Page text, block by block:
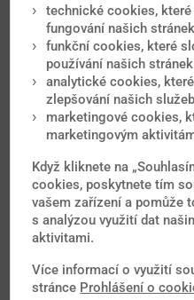
Spočítat
tropických
technické cookies,
fungování našich stránek
funkční cookies, které
používání našich stránek
analytické cookies,
zlepšování našich služeb
marketingové cookies,
marketingovým
Když kliknete na
cookies, poskytnete tím
vašem zařízení a pomůže
s analýzou využití dat
aktivitami.
Více informací o využití
stránce Prohlášení o